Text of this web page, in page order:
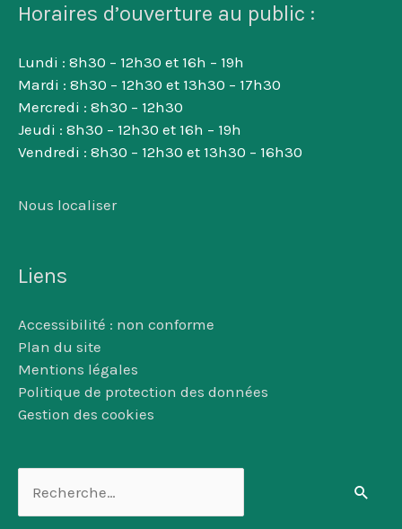
Horaires d’ouverture au public :
Lundi : 8h30 – 12h30 et 16h – 19h
Mardi : 8h30 – 12h30 et 13h30 – 17h30
Mercredi : 8h30 – 12h30
Jeudi : 8h30 – 12h30 et 16h – 19h
Vendredi : 8h30 – 12h30 et 13h30 – 16h30
Nous localiser
Liens
Accessibilité : non conforme
Plan du site
Mentions légales
Politique de protection des données
Gestion des cookies